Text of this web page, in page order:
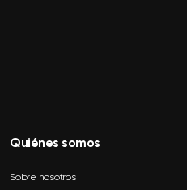
Quiénes somos
Sobre nosotros